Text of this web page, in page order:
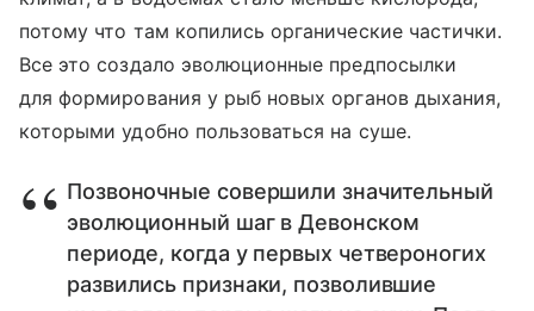
потому что там копились органические частички.
Все это создало эволюционные предпосылки
для формирования у рыб новых органов дыхания,
которыми удобно пользоваться на суше.
Позвоночные совершили значительный
эволюционный шаг в Девонском
периоде, когда у первых четвероногих
развились признаки, позволившие